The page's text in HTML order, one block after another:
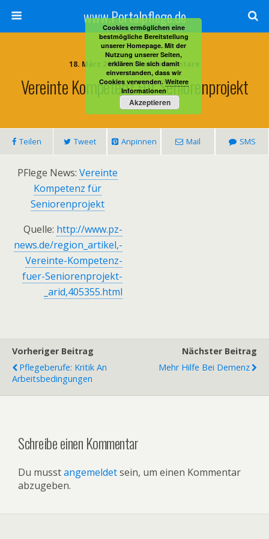
www.Portalpflege.de
18. März 2013 • Keine Kommentare
Vereinte Kompetenz Für Seniorenprojekt
Teilen Tweet Anpinnen Mail SMS
PFlege News: Vereinte
Kompetenz für
Seniorenprojekt
Quelle: http://www.pz-
news.de/region_artikel,-
Vereinte-Kompetenz-
fuer-Seniorenprojekt-
_arid,405355.html
Vorheriger Beitrag
Pflegeberufe: Kritik An
Arbeitsbedingungen
Nächster Beitrag
Mehr Hilfe Bei Demenz
Schreibe einen Kommentar
Du musstangemeldetsein, um einen Kommentar
abzugeben.
Cookies ermöglichen eine
bestmögliche Bereitstellung
unserer Homepage. Mit der
Nutzung unserer Seiten,
erklären Sie sich damit
einverstanden, dass wir
Cookies verwenden.Weitere
Informationen
Akzeptieren